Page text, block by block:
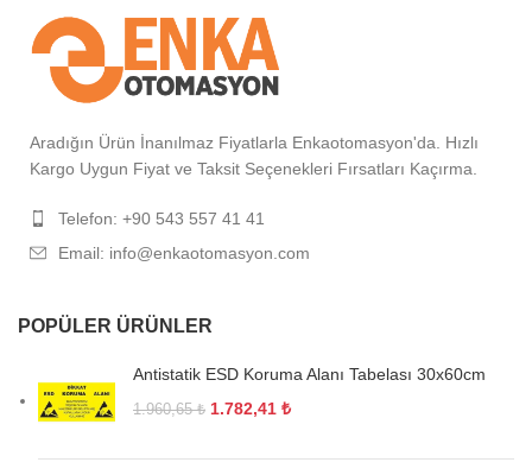
Aradığın Ürün İnanılmaz Fiyatlarla Enkaotomasyon'da. Hızlı
Kargo Uygun Fiyat ve Taksit Seçenekleri Fırsatları Kaçırma.
Telefon: +90 543 557 41 41
Email: info@enkaotomasyon.com
POPÜLER ÜRÜNLER
Antistatik ESD Koruma Alanı Tabelası 30x60cm
1.960,65₺ 1.782,41 ₺